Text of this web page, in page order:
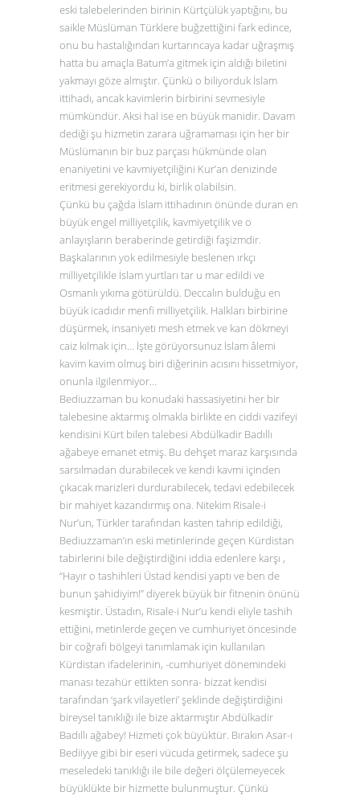
eski talebelerinden birinin Kürtçülük yaptığını, bu
saikle Müslüman Türklere buğzettiğini fark edince,
onu bu hastalığından kurtarıncaya kadar uğraşmış
hatta bu amaçla Batum’a gitmek için aldığı biletini
yakmayı göze almıştır. Çünkü o biliyorduk İslam
ittihadı, ancak kavimlerin birbirini sevmesiyle
mümkündür. Aksi hal ise en büyük manidir. Davam
dediği şu hizmetin zarara uğramaması için her bir
Müslümanın bir buz parçası hükmünde olan
enaniyetini ve kavmiyetçiliğini Kur’an denizinde
eritmesi gerekiyordu ki, birlik olabilsin.
Çünkü bu çağda İslam ittihadının önünde duran en
büyük engel milliyetçilik, kavmiyetçilik ve o
anlayışların beraberinde getirdiği faşizmdir.
Başkalarının yok edilmesiyle beslenen ırkçı
milliyetçilikle İslam yurtları tar u mar edildi ve
Osmanlı yıkıma götürüldü. Deccalın bulduğu en
büyük icadıdır menfi milliyetçilik. Halkları birbirine
düşürmek, insaniyeti mesh etmek ve kan dökmeyi
caiz kılmak için… İşte görüyorsunuz İslam âlemi
kavim kavim olmuş biri diğerinin acısını hissetmiyor,
onunla ilgilenmiyor…
Bediuzzaman bu konudaki hassasiyetini her bir
talebesine aktarmış olmakla birlikte en ciddi vazifeyi
kendisini Kürt bilen talebesi Abdülkadir Badıllı
ağabeye emanet etmiş. Bu dehşet maraz karşısında
sarsılmadan durabilecek ve kendi kavmi içinden
çıkacak marizleri durdurabilecek, tedavi edebilecek
bir mahiyet kazandırmış ona. Nitekim Risale-i
Nur’un, Türkler tarafından kasten tahrip edildiği,
Bediuzzaman’ın eski metinlerinde geçen Kürdistan
tabirlerini bile değiştirdiğini iddia edenlere karşı ,
“Hayır o tashihleri Üstad kendisi yaptı ve ben de
bunun şahidiyim!” diyerek büyük bir fitnenin önünü
kesmiştir. Üstadın, Risale-i Nur’u kendi eliyle tashih
ettiğini, metinlerde geçen ve cumhuriyet öncesinde
bir coğrafi bölgeyi tanımlamak için kullanılan
Kürdistan ifadelerinin, -cumhuriyet dönemindeki
manası tezahür ettikten sonra- bizzat kendisi
tarafından ‘şark vilayetleri’ şeklinde değiştirdiğini
bireysel tanıklığı ile bize aktarmıştır Abdülkadir
Badıllı ağabey! Hizmeti çok büyüktür. Bırakın Asar-ı
Bediiyye gibi bir eseri vücuda getirmek, sadece şu
meseledeki tanıklığı ile bile değeri ölçülemeyecek
büyüklükte bir hizmette bulunmuştur. Çünkü